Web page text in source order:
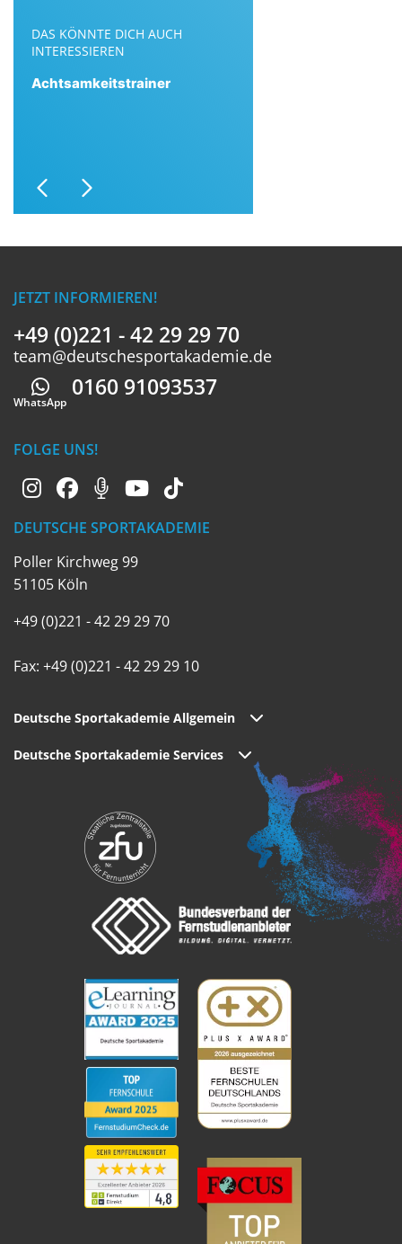
DAS KÖNNTE DICH AUCH
INTERESSIEREN
Achtsamkeitstrainer
PreviousNext
JETZT INFORMIEREN!
+49 (0)221 - 42 29 29 70
team@deutschesportakademie.de
Whatsapp
WhatsApp
0160 91093537
FOLGE UNS!
DEUTSCHE SPORTAKADEMIE
Poller Kirchweg 99
51105 Köln
+49 (0)221 - 42 29 29 70
Fax: +49 (0)221 - 42 29 29 10
Deutsche Sportakademie Allgemein
Deutsche Sportakademie Services